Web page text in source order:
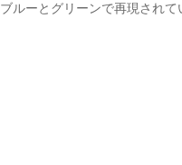
ブルーとグリーンで再現されて